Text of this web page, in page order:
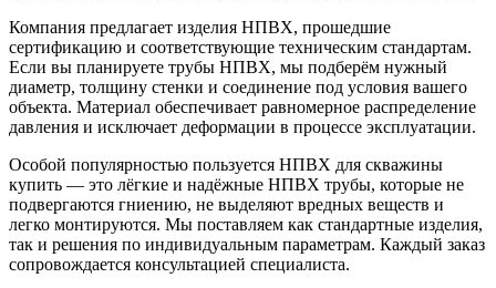
Компания предлагает изделия НПВХ, прошедшие
сертификацию и соответствующие техническим стандартам.
Если вы планируете трубы НПВХ, мы подберём нужный
диаметр, толщину стенки и соединение под условия вашего
объекта. Материал обеспечивает равномерное распределение
давления и исключает деформации в процессе эксплуатации.
Особой популярностью пользуется НПВХ для скважины
купить — это лёгкие и надёжные НПВХ трубы, которые не
подвергаются гниению, не выделяют вредных веществ и
легко монтируются. Мы поставляем как стандартные изделия,
так и решения по индивидуальным параметрам. Каждый заказ
сопровождается консультацией специалиста.